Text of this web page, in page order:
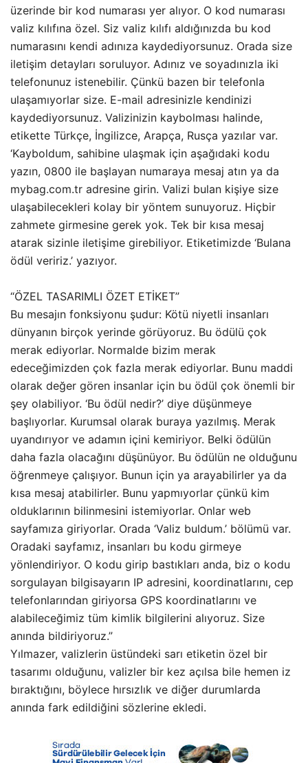
üzerinde bir kod numarası yer alıyor. O kod numarası
valiz kılıfına özel. Siz valiz kılıfı aldığınızda bu kod
numarasını kendi adınıza kaydediyorsunuz. Orada size
iletişim detayları soruluyor. Adınız ve soyadınızla iki
telefonunuz istenebilir. Çünkü bazen bir telefonla
ulaşamıyorlar size. E-mail adresinizle kendinizi
kaydediyorsunuz. Valizinizin kaybolması halinde,
etikette Türkçe, İngilizce, Arapça, Rusça yazılar var.
‘Kayboldum, sahibine ulaşmak için aşağıdaki kodu
yazın, 0800 ile başlayan numaraya mesaj atın ya da
mybag.com.tr adresine girin. Valizi bulan kişiye size
ulaşabilecekleri kolay bir yöntem sunuyoruz. Hiçbir
zahmete girmesine gerek yok. Tek bir kısa mesaj
atarak sizinle iletişime girebiliyor. Etiketimizde ‘Bulana
ödül veririz.’ yazıyor.
“ÖZEL TASARIMLI ÖZET ETİKET”
Bu mesajın fonksiyonu şudur: Kötü niyetli insanları
dünyanın birçok yerinde görüyoruz. Bu ödülü çok
merak ediyorlar. Normalde bizim merak
edeceğimizden çok fazla merak ediyorlar. Bunu maddi
olarak değer gören insanlar için bu ödül çok önemli bir
şey olabiliyor. ‘Bu ödül nedir?’ diye düşünmeye
başlıyorlar. Kurumsal olarak buraya yazılmış. Merak
uyandırıyor ve adamın içini kemiriyor. Belki ödülün
daha fazla olacağını düşünüyor. Bu ödülün ne olduğunu
öğrenmeye çalışıyor. Bunun için ya arayabilirler ya da
kısa mesaj atabilirler. Bunu yapmıyorlar çünkü kim
olduklarının bilinmesini istemiyorlar. Onlar web
sayfamıza giriyorlar. Orada ‘Valiz buldum.’ bölümü var.
Oradaki sayfamız, insanları bu kodu girmeye
yönlendiriyor. O kodu girip bastıkları anda, biz o kodu
sorgulayan bilgisayarın IP adresini, koordinatlarını, cep
telefonlarından giriyorsa GPS koordinatlarını ve
alabileceğimiz tüm kimlik bilgilerini alıyoruz. Size
anında bildiriyoruz.”
Yılmazer, valizlerin üstündeki sarı etiketin özel bir
tasarımı olduğunu, valizler bir kez açılsa bile hemen iz
bıraktığını, böylece hırsızlık ve diğer durumlarda
anında fark edildiğini sözlerine ekledi.